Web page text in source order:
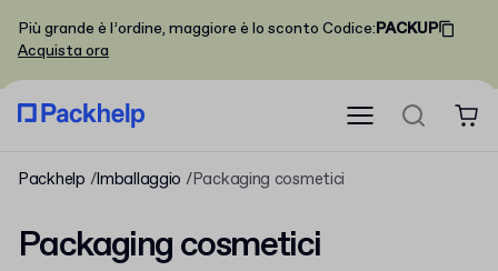
Più grande è l’ordine, maggiore è lo sconto Codice:PACKUP
Acquista ora
Packhelp Imballaggio Packaging cosmetici
Packaging cosmetici